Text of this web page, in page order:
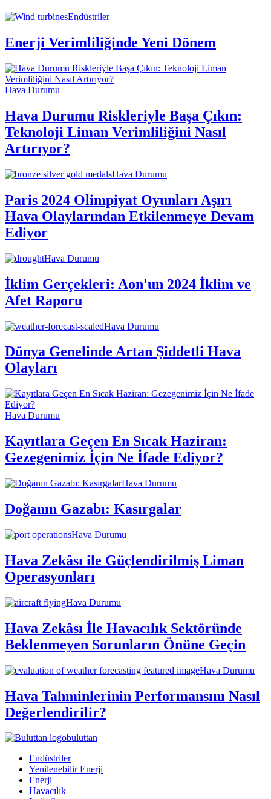
Endüstriler
Enerji Verimliliğinde Yeni Dönem
Hava Durumu
Hava Durumu Riskleriyle Başa Çıkın:
Teknoloji Liman Verimliliğini Nasıl
Artırıyor?
Hava Durumu
Paris 2024 Olimpiyat Oyunları Aşırı
Hava Olaylarından Etkilenmeye Devam
Ediyor
Hava Durumu
İklim Gerçekleri: Aon'un 2024 İklim ve
Afet Raporu
Hava Durumu
Dünya Genelinde Artan Şiddetli Hava
Olayları
Hava Durumu
Kayıtlara Geçen En Sıcak Haziran:
Gezegenimiz İçin Ne İfade Ediyor?
Hava Durumu
Doğanın Gazabı: Kasırgalar
Hava Durumu
Hava Zekâsı ile Güçlendirilmiş Liman
Operasyonları
Hava Durumu
Hava Zekâsı İle Havacılık Sektöründe
Beklenmeyen Sorunların Önüne Geçin
Hava Durumu
Hava Tahminlerinin Performansını Nasıl
Değerlendirilir?
buluttan
Endüstriler
Yenilenebilir Enerji
Enerji
Havacılık